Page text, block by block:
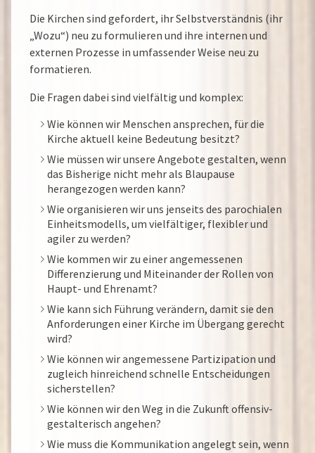
Die Kirchen sind gefordert, ihr Selbstverständnis (ihr
„Wozu“) neu zu formulieren und ihre internen und
externen Prozesse in umfassender Weise neu zu
formatieren.
Die Fragen dabei sind vielfältig und komplex:
Wie können wir Menschen ansprechen, für die
Kirche aktuell keine Bedeutung besitzt?
Wie müssen wir unsere Angebote gestalten, wenn
das Bisherige nicht mehr als Blaupause
herangezogen werden kann?
Wie organisieren wir uns jenseits des parochialen
Einheitsmodells, um vielfältiger, flexibler und
agiler zu werden?
Wie kommen wir zu einer angemessenen
Differenzierung und Miteinander der Rollen von
Haupt- und Ehrenamt?
Wie kann sich Führung verändern, damit sie den
Anforderungen einer Kirche im Übergang gerecht
wird?
Wie können wir angemessene Partizipation und
zugleich hinreichend schnelle Entscheidungen
sicherstellen?
Wie können wir den Weg in die Zukunft offensiv-
gestalterisch angehen?
Wie muss die Kommunikation angelegt sein, wenn